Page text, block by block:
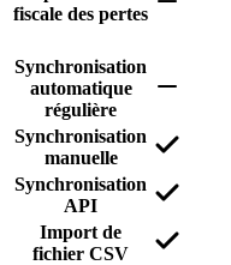
fiscale des pertes
Synchronisation
automatique
régulière
Synchronisation
manuelle
Synchronisation
API
Import de
fichier CSV